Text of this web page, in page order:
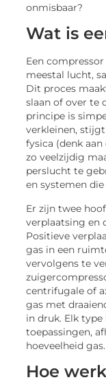
onmisbaar?
Wat is
Een
meestal lucht,
Dit proces
slaan of over te
principe is
verkleinen,
fysica (denk
zo veelzijdig
perslucht te
en systemen
Er zijn twee
verplaatsing en
Positieve
gas in een
vervolgens te
centrifugale of
gas met
in druk. Elk
toepassingen,
hoeveelheid gas.
Hoe